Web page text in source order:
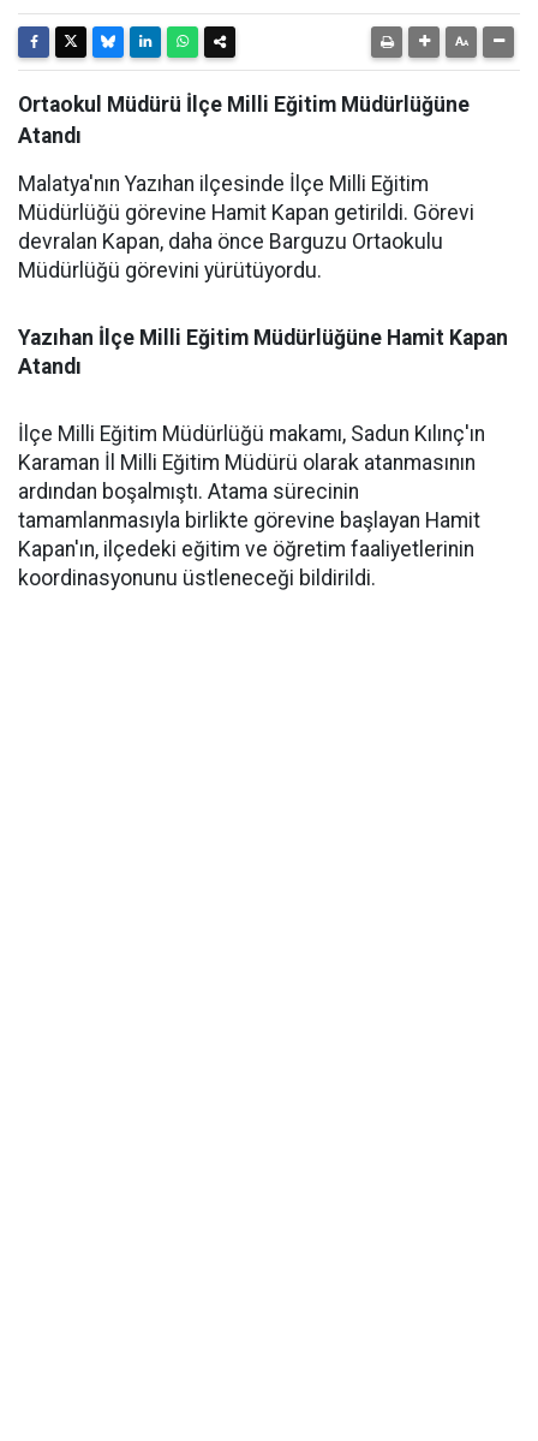
Ortaokul Müdürü İlçe Milli Eğitim Müdürlüğüne
Atandı
Malatya'nın Yazıhan ilçesinde İlçe Milli Eğitim
Müdürlüğü görevine Hamit Kapan getirildi. Görevi
devralan Kapan, daha önce Barguzu Ortaokulu
Müdürlüğü görevini yürütüyordu.
Yazıhan İlçe Milli Eğitim Müdürlüğüne Hamit Kapan
Atandı
İlçe Milli Eğitim Müdürlüğü makamı, Sadun Kılınç'ın
Karaman İl Milli Eğitim Müdürü olarak atanmasının
ardından boşalmıştı. Atama sürecinin
tamamlanmasıyla birlikte görevine başlayan Hamit
Kapan'ın, ilçedeki eğitim ve öğretim faaliyetlerinin
koordinasyonunu üstleneceği bildirildi.